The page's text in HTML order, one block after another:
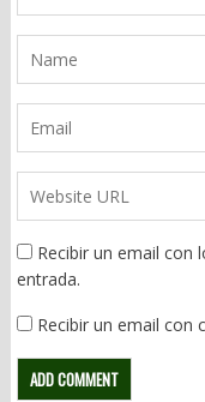
Recibir un email con
entrada.
Recibir un email con